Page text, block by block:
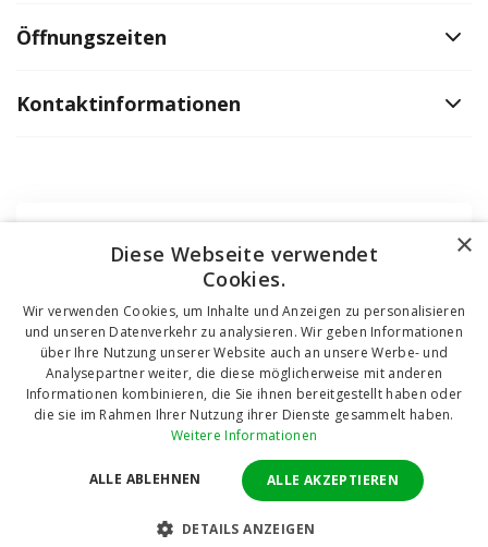
Öffnungszeiten
Kontaktinformationen
Slovensko
Österreich
Magyarország
×
Diese Webseite verwendet
Cookies.
Wir verwenden Cookies, um Inhalte und Anzeigen zu personalisieren
und unseren Datenverkehr zu analysieren. Wir geben Informationen
über Ihre Nutzung unserer Website auch an unsere Werbe- und
Analysepartner weiter, die diese möglicherweise mit anderen
Informationen kombinieren, die Sie ihnen bereitgestellt haben oder
die sie im Rahmen Ihrer Nutzung ihrer Dienste gesammelt haben.
Weitere Informationen
ALLE AKZEPTIEREN
ALLE ABLEHNEN
DETAILS ANZEIGEN